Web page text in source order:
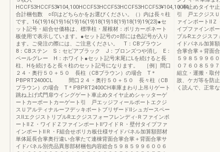
HCCF53HCCF53¥104,100HCCF53HCCF53HCCF53HCCF53¥104,10044
合計梱包数 ○印はどちらかをお選びください。（）内は長々柱
です。16(19)16(19)16(19)16(19)18(19)18(19)18(19)19(23)●セ
ット記号・組合せ価格は、標準柱・屋根材：ポリカーボネート
板使用で表示しています。●セット記号の○部には色記号が入り
ます。ご発注の際には、ご注意ください。 T：CBブラウン
8：CBステン S：セピアブラック J：ブロンズつや消し E：
ペールグレー H：ホワイト●セット記号末尾にLを続けると長
柱、Hを続けると長々柱のセット記号になります。 ［例］間口
２４・奥行５０＋５０ 長柱（CBブラウン）の場合 T＊
PBPRT2400CL 間口２４・奥行５０＋５０ 長々柱（CB
ブラウン）の場合 T＊PBPRT2400CH車庫まわり上吊りゲート
跳ね上げ式門扉ウイングゲート車止めタイヤ止めシャッターゲ
ートカーポートカーゲート引 戸エッジフィールポートエクジ
スＵアルティナルーフデッキポートブリザードⅡシュガースペー
スⅡエクジストリプルRエクジスフォーフレンディ-Ｒファインポ
ートⅡＺ・ワイドＺファインポートⅡワイドＲ・壁付タイプファ
インポートⅡＲ・F組合せポリカ板仕様サイドパネル加算額部材
単体延長合掌奥行違い合掌たて連棟背面合掌合掌＋背面合掌サ
イドパネル別売品異形部材梱包内容総合５９８５９９６００６
ト車止めタイヤ
引 戸エクジスＵ
ァインポートⅡ
イプファインポ
プルRエクジス
イドパネル加算
合掌合掌＋背面
５９８５９９６
０７６０８５９
組立・運搬・取
故、ケガ等を防
く読んで、正常